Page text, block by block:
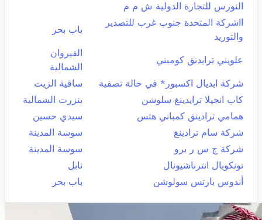
النورس للتجارة الدولية ش م م
ااشركة المتحدة جنوب غرب للتصدير
والتوريد
باب بحر
علويني ترايدنق كومبني
القيروان
الشمالية
شركة ايديال اكسبور* في حالة تصفية
ساقية الزيت
كاب انجيلا ترايدينغ سلوشن
بنزرت الشمالية
همامي ترادينق كمباني هتس
سيدي حسين
شركة سام ترادينغ
سوسة المدينة
شركة ج س ر برو
سوسة المدينة
تونكوبال انترناشيونال
نابل
أندوس بارتس سولوشن
باب بحر